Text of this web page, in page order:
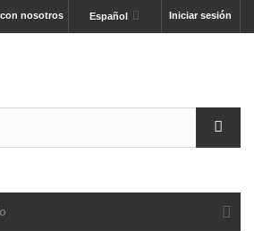
Iniciar sesión
Español
nosotros